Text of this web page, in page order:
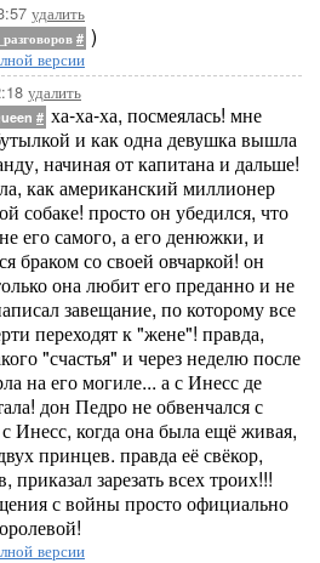
удалить
# )
версии
удалить
# ха-ха-ха, посмеялась! мне
и как одна девушка вышла
начиная от капитана и дальше!
как американский миллионер
собаке! просто он убедился, что
его самого, а его денюжки, и
браком со своей овчаркой! он
она любит его преданно и не
завещание, по которому все
переходят к "жене"! правда,
"счастья" и через неделю после
на его могиле... а с Инесс де
дон Педро не обвенчался с
Инесс, когда она была ещё живая,
принцев. правда её свёкор,
зарезать всех троих!!!
с войны просто официально
версии